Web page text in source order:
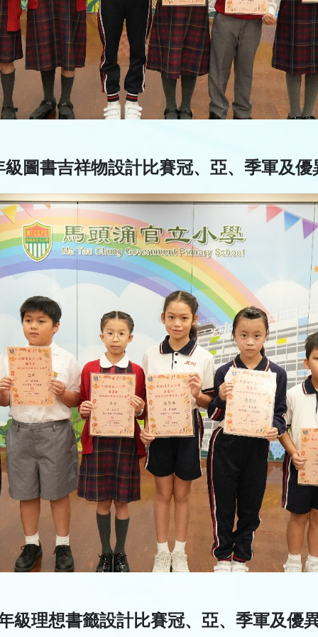
級圖書吉祥物設計比賽冠、亞、季軍及優
級理想書籤設計比賽冠、亞、季軍及優